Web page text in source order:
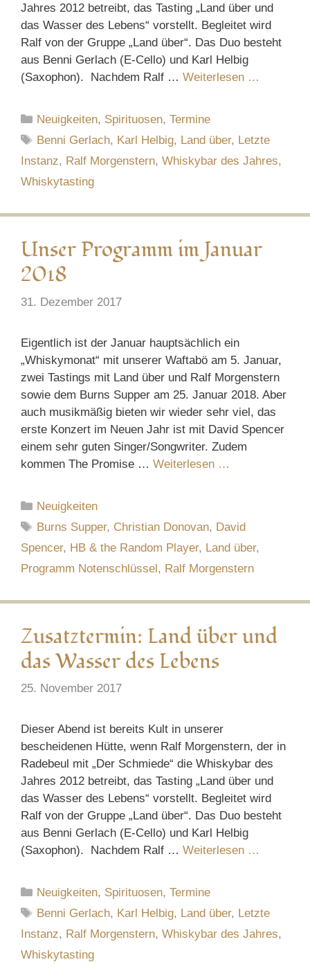
Jahres 2012 betreibt, das Tasting „Land über und
das Wasser des Lebens“ vorstellt. Begleitet wird
Ralf von der Gruppe „Land über“. Das Duo besteht
aus Benni Gerlach (E-Cello) und Karl Helbig
(Saxophon). Nachdem Ralf … Weiterlesen …
Kategorien
Neuigkeiten, Spirituosen,Termine
Schlagwörter
Benni Gerlach, Karl Helbig, Land über, Letzte
Instanz, Ralf Morgenstern, Whiskybar des Jahres,
Whiskytasting
Unser Programm im Januar
2018
31. Dezember 2017
Eigentlich ist der Januar hauptsächlich ein
„Whiskymonat“ mit unserer Waftabö am 5. Januar,
zwei Tastings mit Land über und Ralf Morgenstern
sowie dem Burns Supper am 25. Januar 2018. Aber
auch musikmäßig bieten wir wieder sehr viel, das
erste Konzert im Neuen Jahr ist mit David Spencer
einem sehr guten Singer/Songwriter. Zudem
kommen The Promise … Weiterlesen …
Kategorien
Neuigkeiten
Schlagwörter
Burns Supper, Christian Donovan, David
Spencer, HB & the Random Player, Land über,
Programm Notenschlüssel, Ralf Morgenstern
Zusatztermin: Land über und
das Wasser des Lebens
25. November 2017
Dieser Abend ist bereits Kult in unserer
bescheidenen Hütte, wenn Ralf Morgenstern, der in
Radebeul mit „Der Schmiede“ die Whiskybar des
Jahres 2012 betreibt, das Tasting „Land über und
das Wasser des Lebens“ vorstellt. Begleitet wird
Ralf von der Gruppe „Land über“. Das Duo besteht
aus Benni Gerlach (E-Cello) und Karl Helbig
(Saxophon). Nachdem Ralf … Weiterlesen …
Kategorien
Neuigkeiten, Spirituosen,Termine
Schlagwörter
Benni Gerlach, Karl Helbig, Land über, Letzte
Instanz, Ralf Morgenstern, Whiskybar des Jahres,
Whiskytasting